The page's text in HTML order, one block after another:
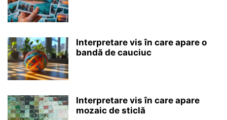
Interpretare vis în care apare o
bandă de cauciuc
Interpretare vis în care apare
mozaic de sticlă